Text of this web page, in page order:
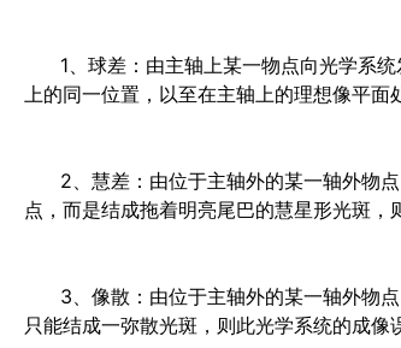
1、球差：由主轴上某一物点向光学系统
上的同一位置，以至在主轴上的理想像平面
2、慧差：由位于主轴外的某一轴外物点
点，而是结成拖着明亮尾巴的慧星形光斑，
3、像散：由位于主轴外的某一轴外物点
只能结成一弥散光斑，则此光学系统的成像